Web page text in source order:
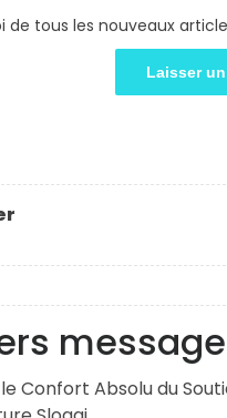
de tous les nouveaux
Confort Absolu du